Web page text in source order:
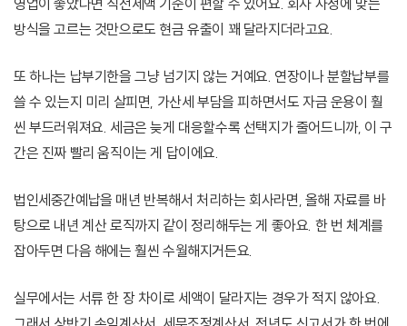
영업이 좋았다면 직전세액 기준이 편할 수 있어요. 회사 사정에 맞는
방식을 고르는 것만으로도 현금 유출이 꽤 달라지더라고요.
또 하나는 납부기한을 그냥 넘기지 않는 거예요. 연장이나 분할납부를
쓸 수 있는지 미리 살피면, 가산세 부담을 피하면서도 자금 운용이 훨
씬 부드러워져요. 세금은 늦게 대응할수록 선택지가 줄어드니까, 이 구
간은 진짜 빨리 움직이는 게 답이에요.
법인세중간예납을 매년 반복해서 처리하는 회사라면, 올해 자료를 바
탕으로 내년 계산 로직까지 같이 정리해두는 게 좋아요. 한 번 체계를
잡아두면 다음 해에는 훨씬 수월해지거든요.
실무에서는 서류 한 장 차이로 세액이 달라지는 경우가 적지 않아요.